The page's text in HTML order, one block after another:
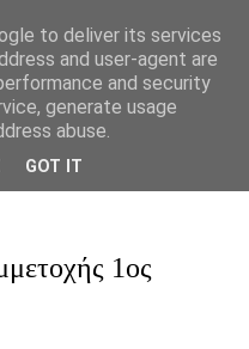
1ος
to deliver its services
and user-agent are
and security
generate usage
abuse.
GOT IT